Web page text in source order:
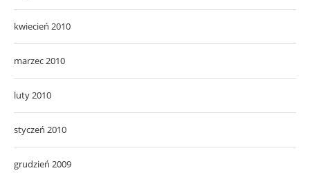
kwiecień 2010
marzec 2010
luty 2010
styczeń 2010
grudzień 2009